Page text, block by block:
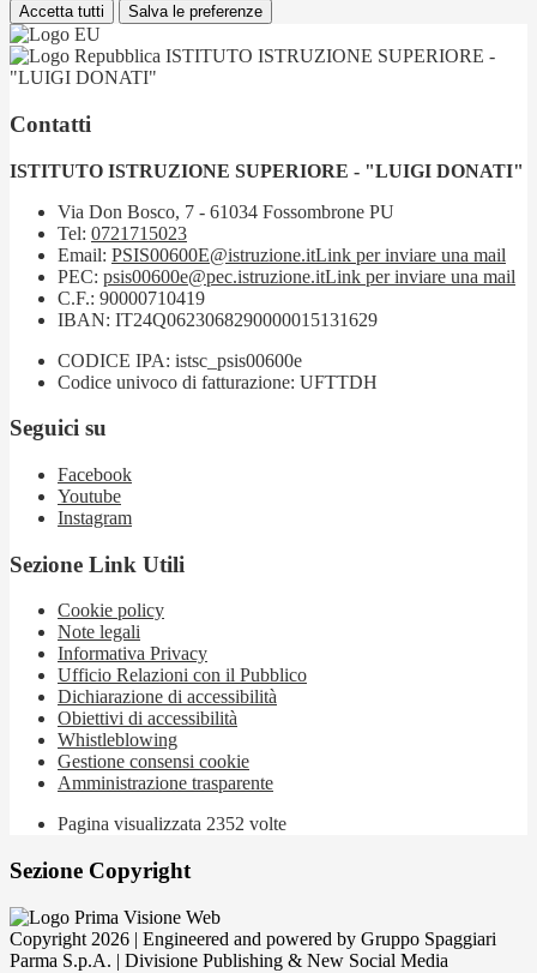
Accetta tutti Salva le preferenze
ISTITUTO ISTRUZIONE SUPERIORE -
"LUIGI DONATI"
Contatti
ISTITUTO ISTRUZIONE SUPERIORE - "LUIGI DONATI"
Via Don Bosco, 7 - 61034 Fossombrone PU
Tel: 0721715023
Email: PSIS00600E@istruzione.itLink per inviare una mail
PEC: psis00600e@pec.istruzione.itLink per inviare una mail
C.F.: 90000710419
IBAN: IT24Q0623068290000015131629
CODICE IPA: istsc_psis00600e
Codice univoco di fatturazione: UFTTDH
Seguici su
Facebook
Youtube
Instagram
Sezione Link Utili
Cookie policy
Note legali
Informativa Privacy
Ufficio Relazioni con il Pubblico
Dichiarazione di accessibilità
Obiettivi di accessibilità
Whistleblowing
Gestione consensi cookie
Amministrazione trasparente
Pagina visualizzata 2352 volte
Sezione Copyright
Copyright 2026 | Engineered and powered by Gruppo Spaggiari
Parma S.p.A. | Divisione Publishing & New Social Media